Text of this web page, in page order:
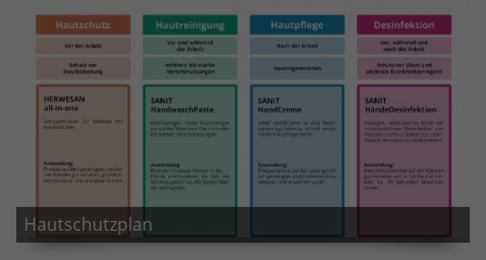
Hautschutzplan